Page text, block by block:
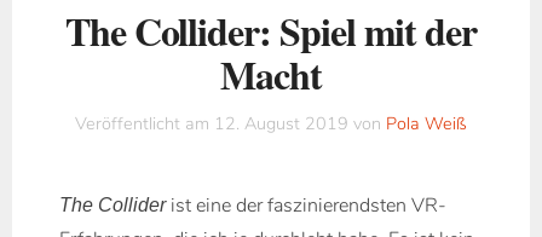
The Collider: Spiel mit der
Macht
Veröffentlicht am 12. August 2019 von Pola Weiß
The Colliderist eine der faszinierendsten VR-